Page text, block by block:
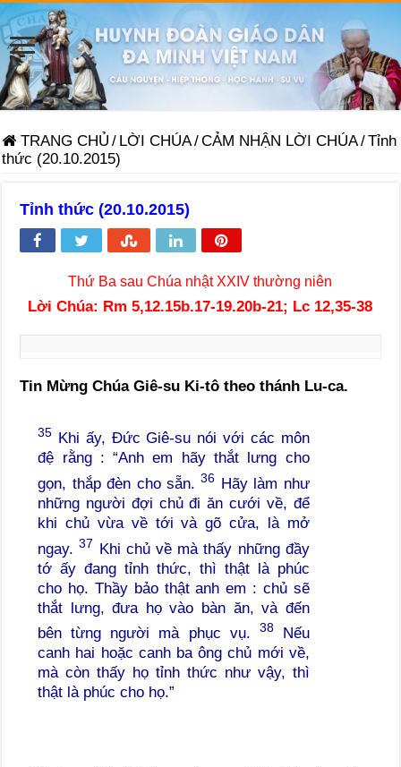
TRANG CHỦ / LỜI CHÚA/CẢM NHẬN LỜI CHÚA/Tỉnh
thức (20.10.2015)
Tỉnh thức (20.10.2015)
Thứ Ba sau Chúa nhật XXIV thường niên
Lời Chúa: Rm 5,12.15b.17-19.20b-21; Lc 12,35-38
Tin Mừng Chúa Giê-su Ki-tô theo thánh Lu-ca.
35
Khi ấy, Đức Giê-su nói với các môn
đệ rằng : “Anh em hãy thắt lưng cho
gọn, thắp đèn cho sẵn.36 Hãy làm như
những người đợi chủ đi ăn cưới về, để
khi chủ vừa về tới và gõ cửa, là mở
ngay.37 Khi chủ về mà thấy những đầy
tớ ấy đang tỉnh thức, thì thật là phúc
cho họ. Thầy bảo thật anh em : chủ sẽ
thắt lưng, đưa họ vào bàn ăn, và đến
bên từng người mà phục vụ.
38Nếu
canh hai hoặc canh ba ông chủ mới về,
mà còn thấy họ tỉnh thức như vậy, thì
thật là phúc cho họ.”